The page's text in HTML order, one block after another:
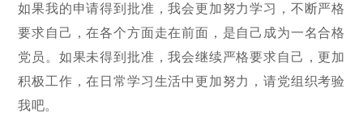
如果我的申请得到批准，我会更加努力学习，不断严格
要求自己，在各个方面走在前面，是自己成为一名合格
党员。如果未得到批准，我会继续严格要求自己，更加
积极工作，在日常学习生活中更加努力，请党组织考验
我吧。